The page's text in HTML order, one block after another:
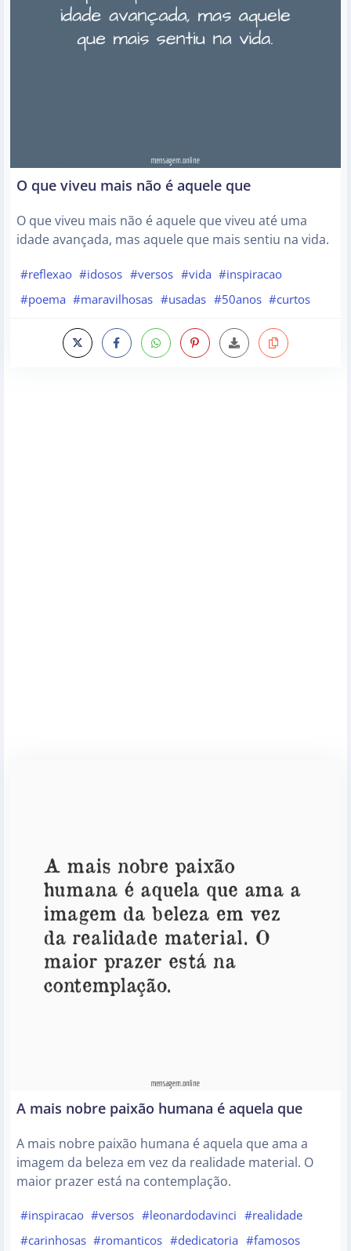
O que viveu mais não é aquele que
O que viveu mais não é aquele que viveu até uma
idade avançada, mas aquele que mais sentiu na vida.
#reflexao #idosos #versos #vida #inspiracao
#poema #maravilhosas #usadas #50anos #curtos
A mais nobre paixão humana é aquela que
A mais nobre paixão humana é aquela que ama a
imagem da beleza em vez da realidade material. O
maior prazer está na contemplação.
#inspiracao #versos #leonardodavinci #realidade
#carinhosas #romanticos #dedicatoria #famosos